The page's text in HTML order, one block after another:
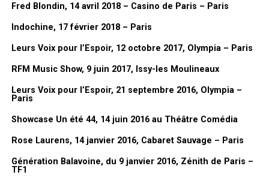
Dessin de Lionel Gédébé, Vernissage de l’exposition « Mes années
présenter en quelques mots ?
rétrospective de tout ça, de toutes
sur ces années à la télé. Et puis
toujours parce que Dorothée, je l’ai
Fred Blondin, 14 avril 2018 – Casino de Paris – Paris
Indochine, 17 février 2018 – Paris
Leurs Voix pour l’Espoir, 12 octobre 2017, Olympia – Paris
RFM Music Show, 9 juin 2017, Issy-les Moulineaux
Leurs Voix pour l’Espoir, 21 septembre 2016, Olympia –
Paris
Showcase Un été 44, 14 juin 2016 au Théâtre Comédia
Rose Laurens, 14 janvier 2016, Cabaret Sauvage – Paris
Génération Balavoine, du 9 janvier 2016, Zénith de Paris –
TF1